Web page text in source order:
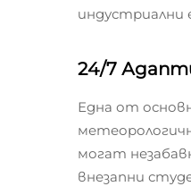
индустриални
24/7
Една от
могат
внезапни